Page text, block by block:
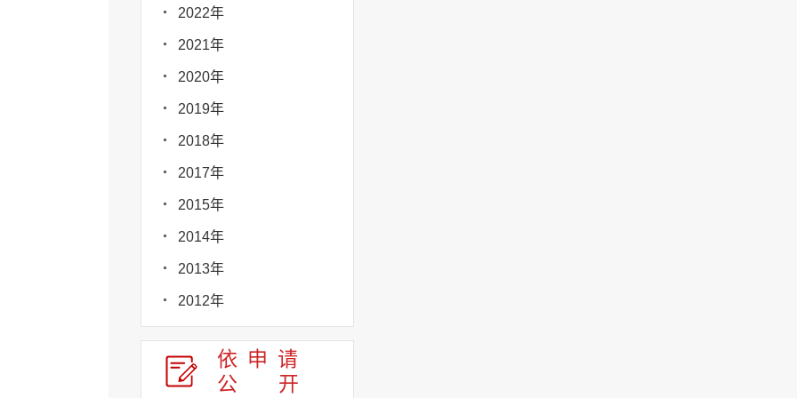
2022年
2021年
2020年
2019年
2018年
2017年
2015年
2014年
2013年
2012年
依申请
公
开